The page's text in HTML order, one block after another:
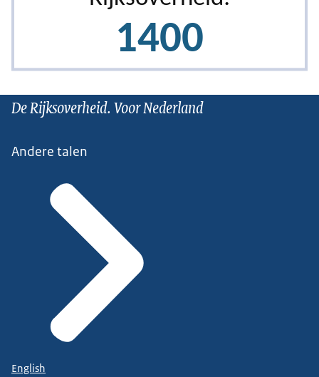
De Rijksoverheid. Voor Nederland
Andere talen
English